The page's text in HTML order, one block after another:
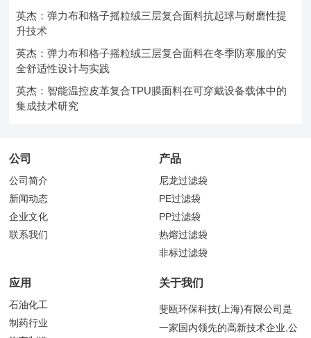
英杰：弹力布和格子摇粒绒三层复合面料抗起球与耐磨性提
升技术
英杰：弹力布和格子摇粒绒三层复合面料在冬季防寒服的安
全舒适性设计与实践
英杰：智能温控皮革复合TPU膜面料在可穿戴设备载体中的
集成技术研究
公司
公司简介
新闻动态
企业文化
联系我们
产品
尼龙过滤袋
PE过滤袋
PP过滤袋
热熔过滤袋
非标过滤袋
应用
石油化工
制药行业
关于我们
斐瓯环保科技(上海)有限公司是
一家国内领先的高新技术企业,公